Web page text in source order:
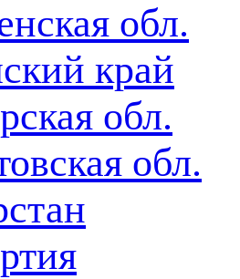
обл.
край
обл.
обл.